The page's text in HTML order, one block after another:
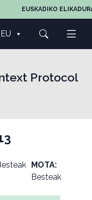
EUSKADIKO
EU
Protocol
MOTA:
Besteak